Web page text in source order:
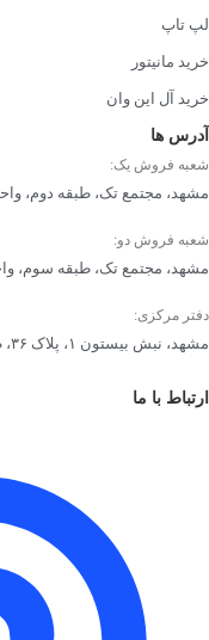
لپ تاپ
خرید مانیتور
خرید آل این وان
آدرس ها
شعبه فروش یک:
مشهد، مجتمع تک، طبقه دوم، واحد
شعبه فروش دو:
مشهد، مجتمع تک، طبقه سوم، واحد
دفتر مرکزی:
مشهد، نبش بیستون ۱، پلاک ۳۶، طبقه دوم، واحد ۳
ارتباط با ما